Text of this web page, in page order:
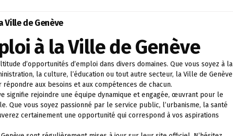
Ville de Genève
à la Ville de Genève
d’opportunités d’emploi dans divers domaines. Que vous soyez à la
la culture, l’éducation ou tout autre secteur, la Ville de Genève
aux besoins et aux compétences de chacun.
signifie rejoindre une équipe dynamique et engagée, œuvrant pour le
Que vous soyez passionné par le service public, l’urbanisme, la santé
certainement une opportunité qui correspond à vos aspirations